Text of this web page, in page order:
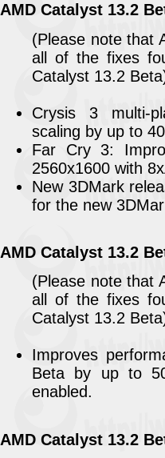
AMD Catalyst 13.2
(Please note that
all of the fixes
Catalyst 13.2
Crysis 3 multi-
scaling by up to
Far Cry 3:
2560x1600 with
New 3DMark
for the new
AMD Catalyst 13.2
(Please note that
all of the fixes
Catalyst 13.2
Improves
Beta by up to
enabled.
AMD Catalyst 13.2